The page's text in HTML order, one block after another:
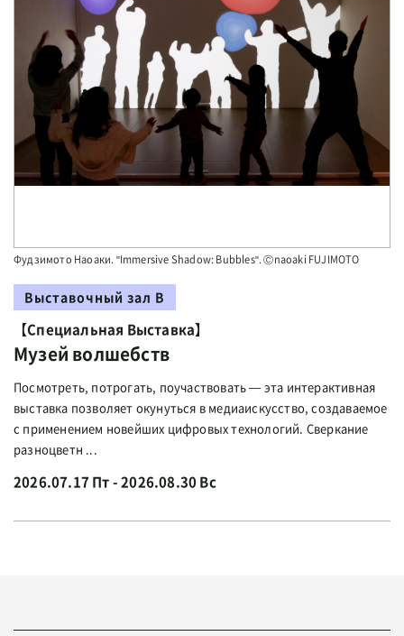
Фудзимото Наоаки. "Immersive Shadow: Bubbles". Ⓒnaoaki FUJIMOTO
Выставочный зал В
【Специальная Выставка】
Музей волшебств
Посмотреть, потрогать, поучаствовать — эта интерактивная
выставка позволяет окунуться в медиаискусство, создаваемое
с применением новейших цифровых технологий. Сверкание
разноцветн ...
2026.07.17 Пт - 2026.08.30 Вс